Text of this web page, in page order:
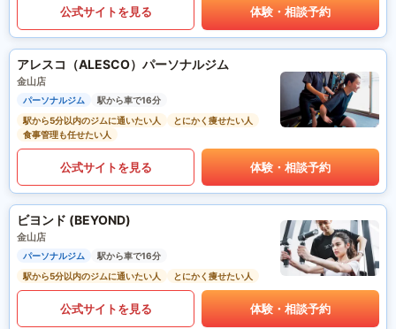
公式サイトを見る 体験・相談予約
アレスコ（ALESCO）パーソナルジム
金山店
パーソナルジム
駅から車で16分
駅から5分以内のジムに通いたい人
とにかく痩せたい人
食事管理も任せたい人
公式サイトを見る 体験・相談予約
ビヨンド (BEYOND)
金山店
パーソナルジム
駅から車で16分
駅から5分以内のジムに通いたい人
とにかく痩せたい人
公式サイトを見る 体験・相談予約